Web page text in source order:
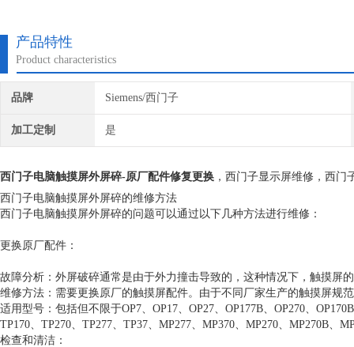
产品特性
Product characteristics
品牌 Siemens/西门子
加工定制 是
西门子电脑触摸屏外屏碎-原厂配件修复更换 ，西门子显示屏维修，西门
西门子电脑触摸屏外屏碎的维修方法
西门子电脑触摸屏外屏碎的问题可以通过以下几种方法进行维修：
更换原厂配件：
故障分析：外屏破碎通常是由于外力撞击导致的，这种情况下，触摸屏
维修方法：需要更换原厂的触摸屏配件。由于不同厂家生产的触摸屏规
适用型号：包括但不限于OP7、OP17、OP27、OP177B、OP270、
TP170、TP270、TP277、TP37、MP277、MP370、MP270、MP270B、
检查和清洁：